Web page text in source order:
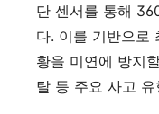
단 센서를 통해
다. 이를 기반으로
황을 미연에 방지
탈 등 주요 사고